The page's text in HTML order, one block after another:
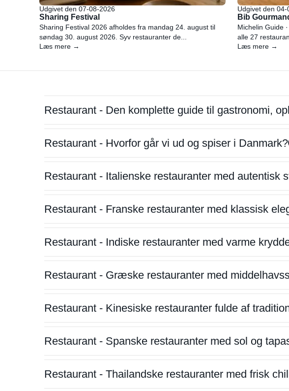
Udgivet den 07-08-2026
Sharing Festival
Sharing Festival 2026 afholdes fra mandag 24. august til
søndag 30. august 2026. Syv restauranter de...
Læs mere →
Udgivet den 04-
Bib
Michelin Guide
alle 27
Læs mere →
Restaurant - Den komplette guide til gastronomi,
Restaurant - Hvorfor går vi ud og spiser i Danmark?
Restaurant - Italienske restauranter med autentisk
Restaurant - Franske restauranter med klassisk
Restaurant - Indiske restauranter med varme
Restaurant - Græske restauranter med
Restaurant - Kinesiske restauranter fulde af
Restaurant - Spanske restauranter med sol og
Restaurant - Thailandske restauranter med frisk